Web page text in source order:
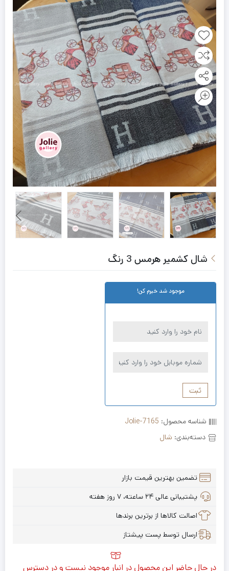
شال کشمیر هرمس 3 رنگ
موجود شد خبرم کن!
ثبت
شناسه محصول: Jolie-7165
دسته‌بندی: شال
تضمین بهترین قیمت بازار
پشتیبانی عالی ۲۴ ساعته، ۷ روز هفته
اصالت کالاها از برترین برندها
ارسال توسط پست پیشتاز
در حال حاضر این محصول در انبار موجود نیست و در دسترس